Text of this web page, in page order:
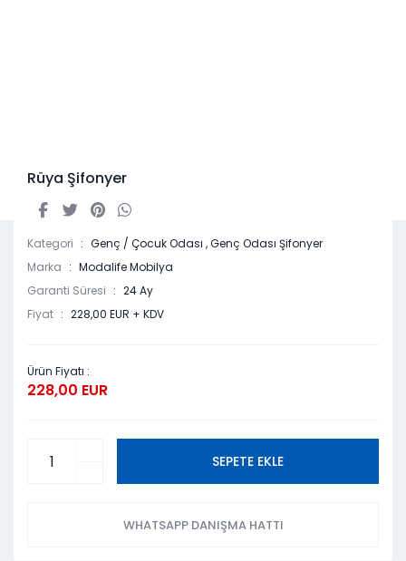
Rüya Şifonyer
Kategori Genç / Çocuk Odası ,Genç Odası Şifonyer
Marka
Modalife Mobilya
Garanti Süresi
24 Ay
Fiyat
228,00 EUR + KDV
Ürün Fiyatı :
228,00 EUR
SEPETE EKLE
WHATSAPP DANIŞMA HATTI